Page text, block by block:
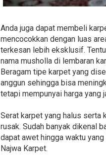
Anda juga dapat membeli
mencocokkan dengan luas
terkesan lebih eksklusif.
nama musholla di lembaran
Beragam tipe karpet yang
anggun sehingga bisa
tetapi mempunyai harga yang
Serat karpet yang halus serta
rusak. Sudah banyak dikenal
dapat awet hingga waktu
Najwa Karpet.